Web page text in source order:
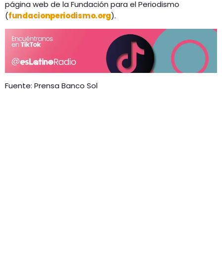
página web de la Fundación para el Periodismo
(fundacionperiodismo.org).
Fuente: Prensa Banco Sol